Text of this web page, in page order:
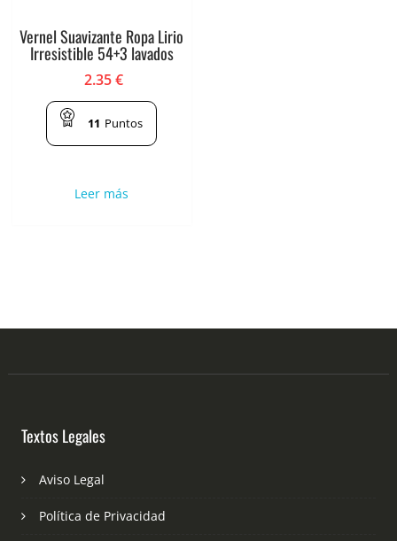
Vernel Suavizante Ropa Lirio
Irresistible 54+3 lavados
2.35€
11 Puntos
Leer más
Textos Legales
Aviso Legal
Política de Privacidad